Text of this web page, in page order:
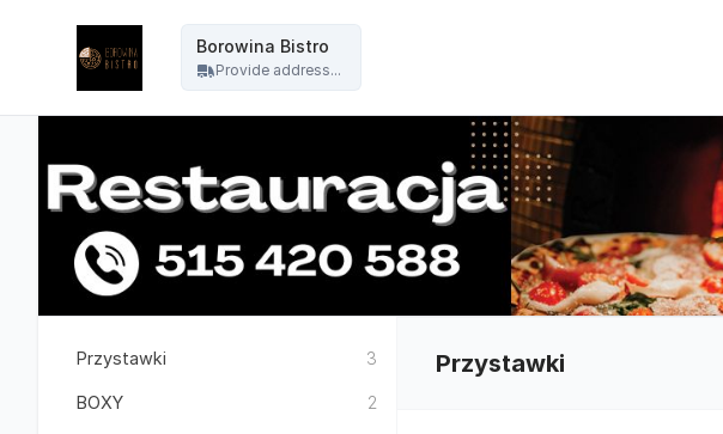
Borowina Bistro
Provide address...
Przystawki 3
BOXY 2
Przystawki